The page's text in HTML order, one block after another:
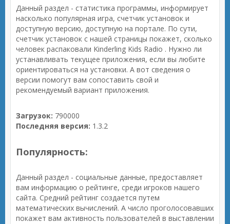
Данный раздел - статистика программы, информирует
насколько популярная игра, счетчик установок и
доступную версию, доступную на портале. По сути,
счетчик установок с нашей страницы покажет, сколько
человек распаковали Kinderling Kids Radio . Нужно ли
устанавливать текущее приложения, если вы любите
ориентироваться на установки. А вот сведения о
версии помогут вам сопоставить свой и
рекомендуемый вариант приложения.
Загрузок: 790000
Последняя версия: 1.3.2
Популярность:
Данный раздел - социальные данные, предоставляет
вам информацию о рейтинге, среди игроков нашего
сайта. Средний рейтинг создается путем
математических вычислений. А число проголосовавших
покажет вам активность пользователей в выставлении